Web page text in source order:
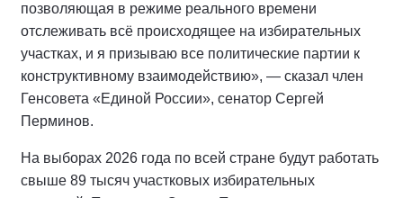
позволяющая в режиме реального времени
отслеживать всё происходящее на избирательных
участках, и я призываю все политические партии к
конструктивному взаимодействию», — сказал член
Генсовета «Единой России», сенатор Сергей
Перминов.
На выборах 2026 года по всей стране будут работать
свыше 89 тысяч участковых избирательных